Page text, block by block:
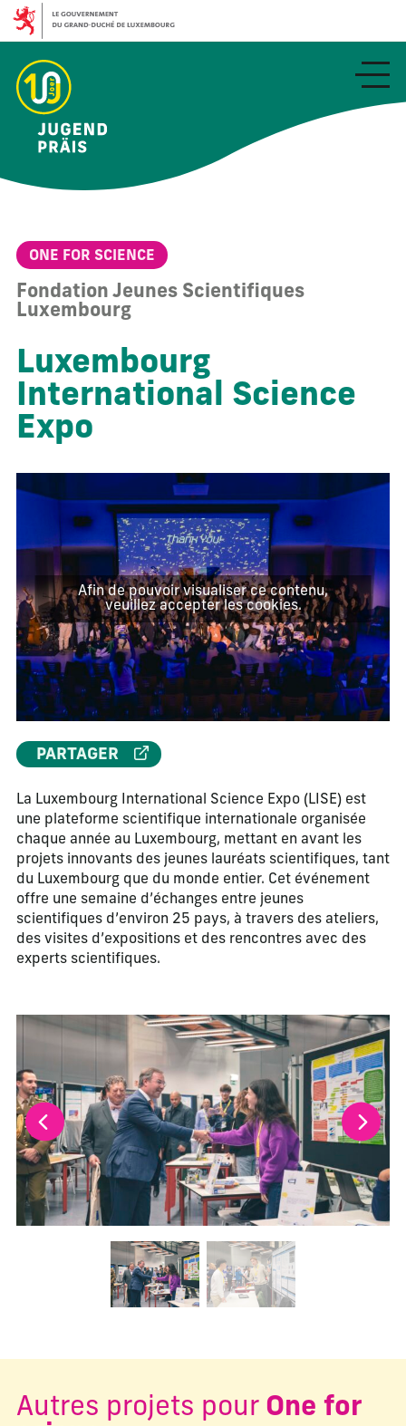
ONE FOR SCIENCE
Fondation Jeunes Scientifiques
Luxembourg
Luxembourg
International Science
Expo
Afin de pouvoir visualiser ce contenu,
veuillez accepter les cookies.
La Luxembourg International Science Expo (LISE) est
une plateforme scientifique internationale organisée
chaque année au Luxembourg, mettant en avant les
projets innovants des jeunes lauréats scientifiques, tant
du Luxembourg que du monde entier. Cet événement
offre une semaine d’échanges entre jeunes
scientifiques d’environ 25 pays, à travers des ateliers,
des visites d’expositions et des rencontres avec des
experts scientifiques.
PARTAGER
La modification de la diapositive actuelle de ce
Changer la diapositive actuelle de ce carrousel
Autres projets pour One for